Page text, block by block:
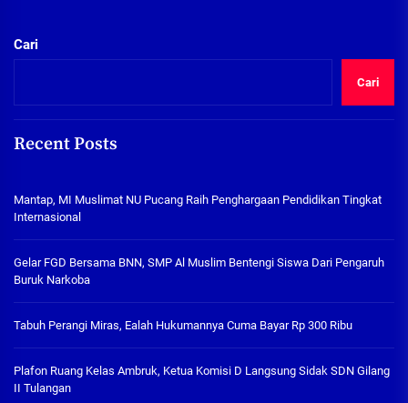
Cari
Cari
Recent Posts
Mantap, MI Muslimat NU Pucang Raih Penghargaan Pendidikan Tingkat
Internasional
Gelar FGD Bersama BNN, SMP Al Muslim Bentengi Siswa Dari Pengaruh
Buruk Narkoba
Tabuh Perangi Miras, Ealah Hukumannya Cuma Bayar Rp 300 Ribu
Plafon Ruang Kelas Ambruk, Ketua Komisi D Langsung Sidak SDN Gilang
II Tulangan